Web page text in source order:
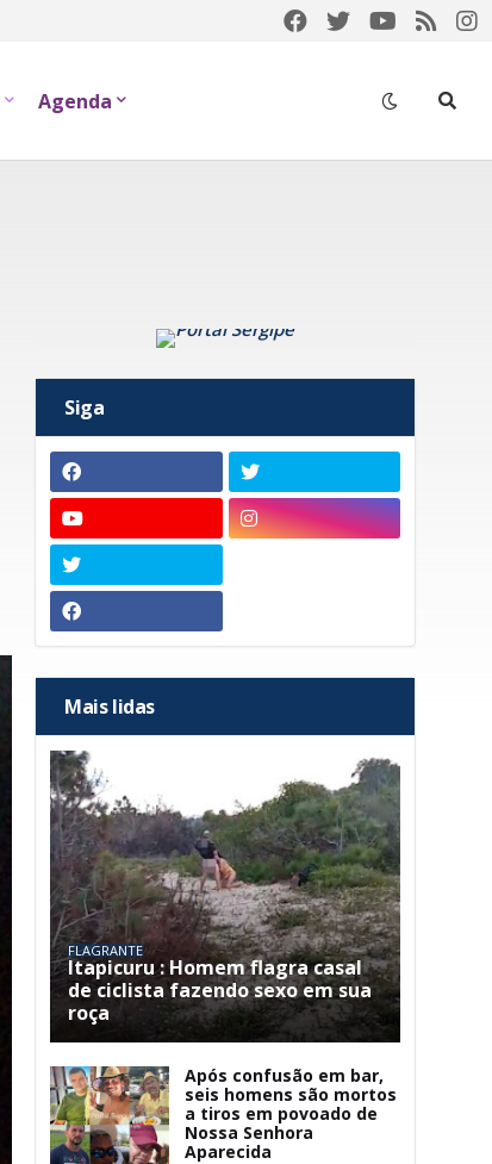
Agenda
Siga
Mais lidas
FLAGRANTE
Itapicuru : Homem flagra casal
de ciclista fazendo sexo em sua
roça
Após confusão em bar,
seis homens são mortos
a tiros em povoado de
Nossa Senhora
Aparecida